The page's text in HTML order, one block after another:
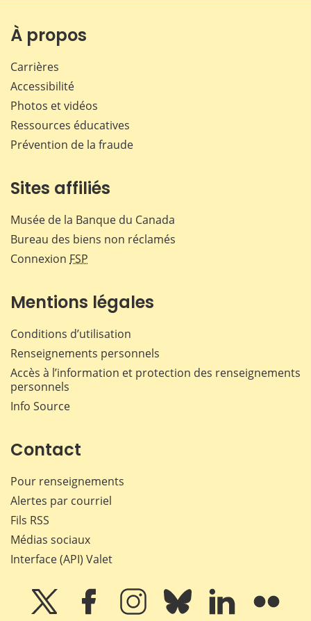
À propos
Carrières
Accessibilité
Photos et vidéos
Ressources éducatives
Prévention de la fraude
Sites affiliés
Musée de la Banque du Canada
Bureau des biens non réclamés
Connexion FSP
Mentions légales
Conditions d’utilisation
Renseignements personnels
Accès à l’information et protection des renseignements
personnels
Info Source
Contact
Pour renseignements
Alertes par courriel
Fils RSS
Médias sociaux
Interface (API) Valet